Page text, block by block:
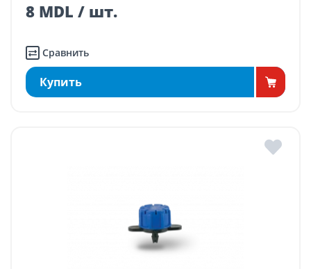
8 MDL / шт.
Сравнить
Купить